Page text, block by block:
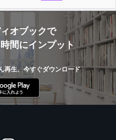
オブックで
間にインプット
再生、今すぐダウンロード